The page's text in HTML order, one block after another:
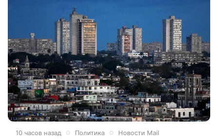
10 часов назад Политика Новости Mail